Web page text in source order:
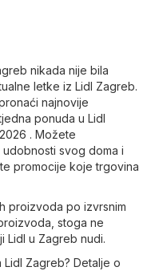
nikada nije bila
letke iz Lidl Zagreb.
najnovije
ponuda u Lidl
. Možete
svog doma i
promocije koje trgovina
proizvoda po izvrsnim
stoga ne
Lidl u Zagreb nudi.
Zagreb? Detalje o